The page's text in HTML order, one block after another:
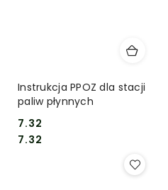
Instrukcja PPOZ dla stacji
paliw płynnych
Cena:
7.32
Cena:
7.32